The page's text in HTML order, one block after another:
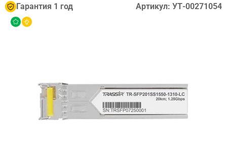
Гарантия 1 год Артикул: УТ-00271054